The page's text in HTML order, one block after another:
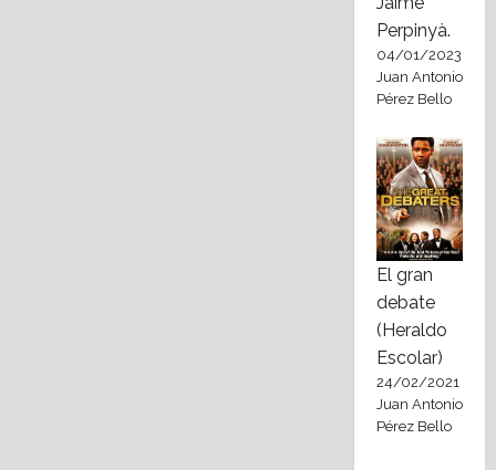
Perpinyà.
04/01/2023
Juan Antonio
Pérez Bello
El gran
debate
(Heraldo
Escolar)
24/02/2021
Juan Antonio
Pérez Bello